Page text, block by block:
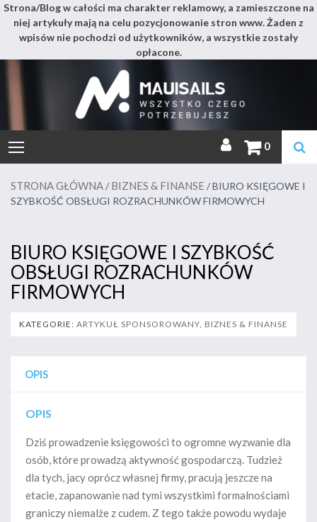
Strona/Blog w całości ma charakter reklamowy, a zamieszczone na
niej artykuły mają na celu pozycjonowanie stron www. Żaden z
wpisów nie pochodzi od użytkowników, a wszystkie zostały
opłacone.
Skip
content
Miejsce pełne wszystkiego
0
STRONA GŁÓWNA/ BIZNES & FINANSE/ BIURO KSIĘGOWE I
SZYBKOŚĆ OBSŁUGI ROZRACHUNKÓW FIRMOWYCH
BIURO KSIĘGOWE I SZYBKOŚĆ
OBSŁUGI ROZRACHUNKÓW
FIRMOWYCH
KATEGORIE: ARTYKUŁ SPONSOROWANY, BIZNES & FINANSE
OPIS
OPIS
Dziś prowadzenie księgowości to ogromne wyzwanie dla
osób, które prowadzą aktywność gospodarczą. Tudzież
dla tych, jacy oprócz własnej firmy, pracują jeszcze na
etacie, zapanowanie nad tymi wszystkimi formalnościami
graniczy niemalże z cudem. Z tego także powodu wydaje